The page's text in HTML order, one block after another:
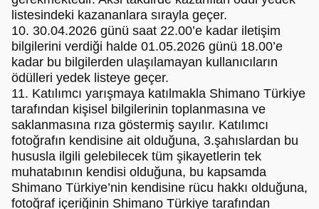
listesindeki kazananlara sırayla geçer.
10. 30.04.2026 günü saat 22.00’e kadar iletişim
bilgilerini verdiği halde 01.05.2026 günü 18.00’e
kadar bu bilgilerden ulaşılamayan kullanıcıların
ödülleri yedek listeye geçer.
11. Katılımcı yarışmaya katılmakla Shimano Türkiye
tarafından kişisel bilgilerinin toplanmasına ve
saklanmasına rıza göstermiş sayılır. Katılımcı
fotoğrafın kendisine ait olduğuna, 3.şahıslardan bu
hususla ilgili gelebilecek tüm şikayetlerin tek
muhatabının kendisi olduğuna, bu kapsamda
Shimano Türkiye’nin kendisine rücu hakkı olduğuna,
fotoğraf içeriğinin Shimano Türkiye tarafından